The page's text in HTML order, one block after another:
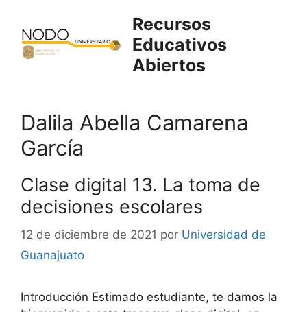
contenido
Recursos
Educativos
Abiertos
Dalila Abella Camarena
García
Clase digital 13. La toma de
decisiones escolares
12 de diciembre de 2021 por Universidad de
Guanajuato
Introducción Estimado estudiante, te damos la